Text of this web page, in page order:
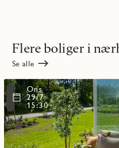
Flere boliger i
Se alle
Ons
29/7
15:30
Les
mer
om
objekt
25-
H0101_VF
17